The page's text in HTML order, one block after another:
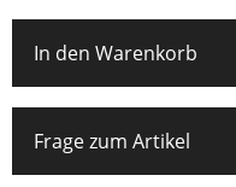
In den Warenkorb
Frage zum Artikel